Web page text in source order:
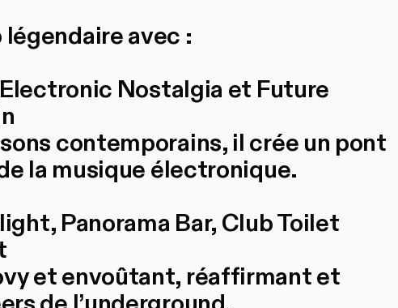
avec :
Nostalgia et Future
contemporains, il crée un pont
la musique électronique.
Panorama Bar, Club Toilet
et envoûtant, réaffirmant et